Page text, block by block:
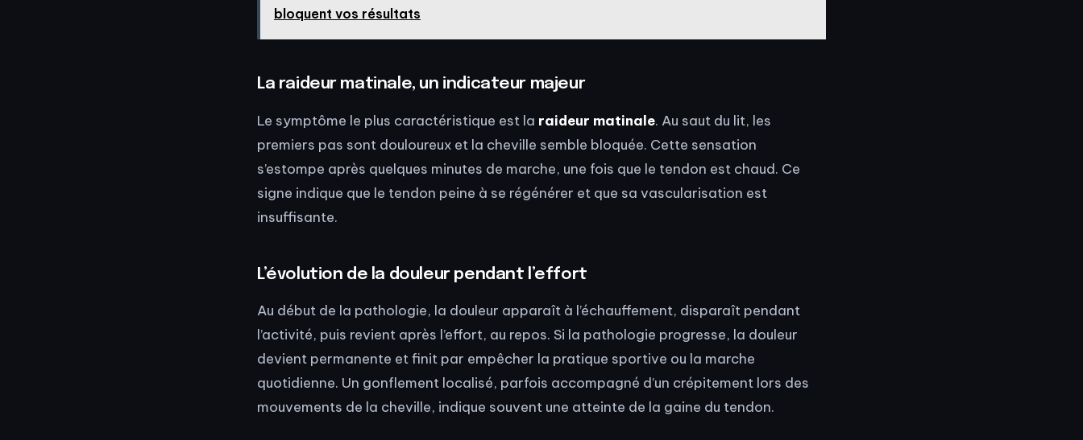
bloquent vos résultats
La raideur matinale, un indicateur majeur
Le symptôme le plus caractéristique est la raideur matinale. Au saut du lit, les
premiers pas sont douloureux et la cheville semble bloquée. Cette sensation
s’estompe après quelques minutes de marche, une fois que le tendon est chaud. Ce
signe indique que le tendon peine à se régénérer et que sa vascularisation est
insuffisante.
L’évolution de la douleur pendant l’effort
Au début de la pathologie, la douleur apparaît à l’échauffement, disparaît pendant
l’activité, puis revient après l’effort, au repos. Si la pathologie progresse, la douleur
devient permanente et finit par empêcher la pratique sportive ou la marche
quotidienne. Un gonflement localisé, parfois accompagné d’un crépitement lors des
mouvements de la cheville, indique souvent une atteinte de la gaine du tendon.